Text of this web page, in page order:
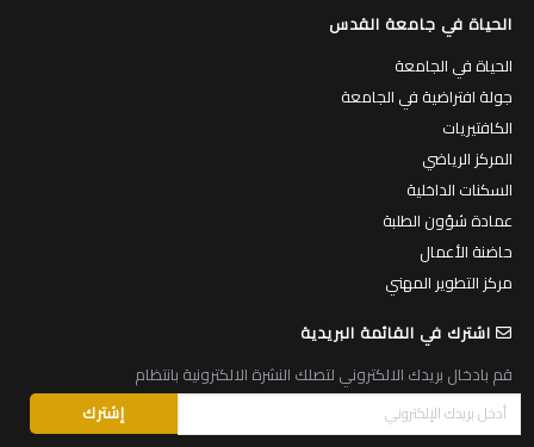
الحياة في جامعة القدس
الحياة في الجامعة
جولة افتراضية في الجامعة
الكافتيريات
المركز الرياضي
السكنات الداخلية
عمادة شؤون الطلبة
حاضنة الأعمال
مركز التطوير المهني
اشترك في القائمة البريدية
قم بادخال بريدك الالكتروني لتصلك النشرة الالكترونية بانتظام